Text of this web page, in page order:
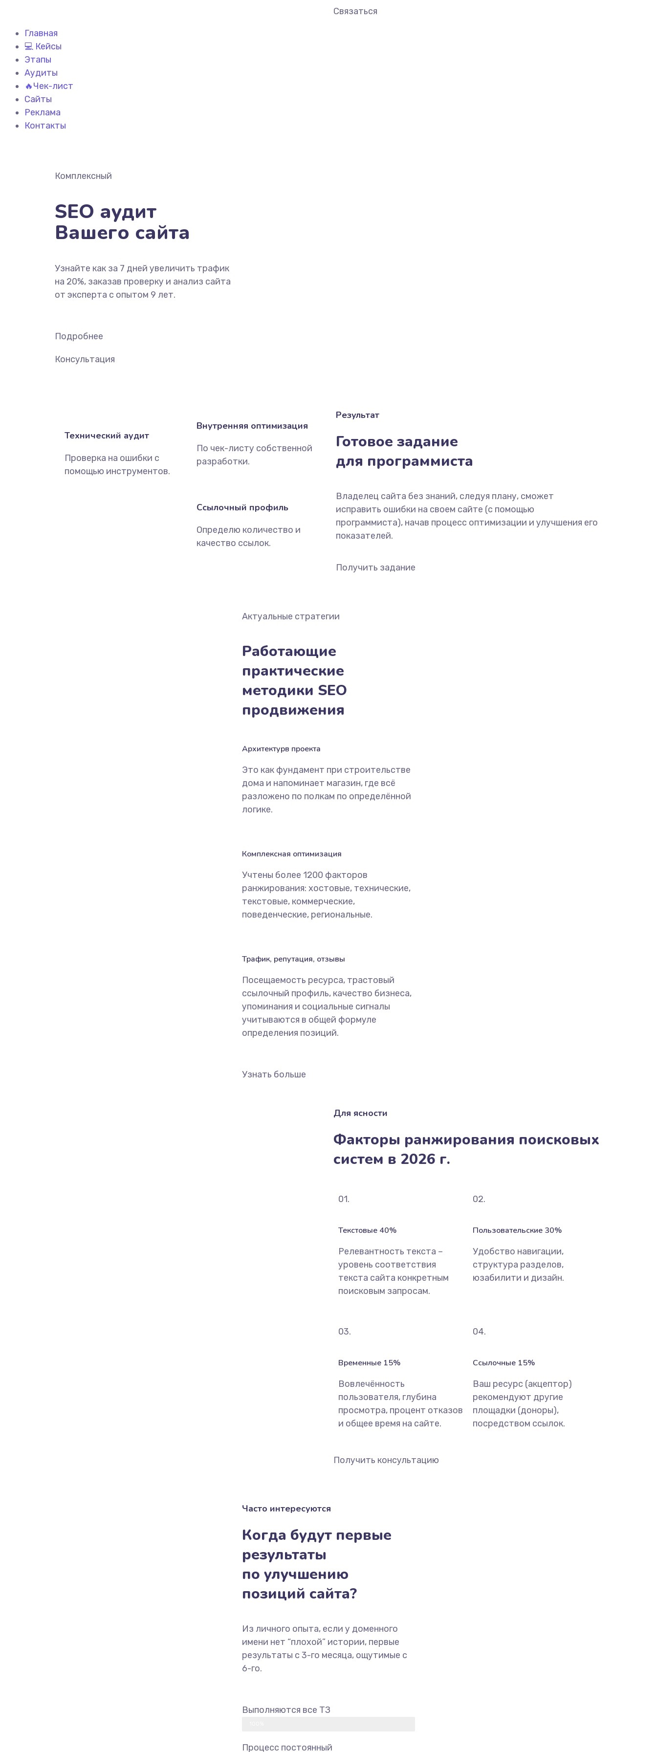
Главная
💻 Кейсы
Этапы
Аудиты
🔥Чек-лист
Сайты
Реклама
Контакты
Связаться
Комплексный
SEO аудит
Вашего сайта
Узнайте как за 7 дней увеличить трафик
на 20%, заказав проверку и анализ сайта
от эксперта с опытом 9 лет.
Подробнее
Консультация
Технический аудит
Проверка на ошибки с
помощью инструментов.
Внутренняя оптимизация
По чек-листу собственной
разработки.
Ссылочный профиль
Определю количество и
качество ссылок.
Результат
Готовое задание
для программиста
Владелец сайта без знаний, следуя плану, сможет
исправить ошибки на своем сайте (с помощью
программиста), начав процесс оптимизации и улучшения его
показателей.
Получить задание
Актуальные стратегии
Работающие
практические
методики SEO
продвижения
Архитектурв проекта
Это как фундамент при строительстве
дома и напоминает магазин, где всё
разложено по полкам по определённой
логике.
Комплексная оптимизация
Учтены более 1200 факторов
ранжирования: хостовые, технические,
текстовые, коммерческие,
поведенческие, региональные.
Трафик, репутация, отзывы
Посещаемость ресурса, трастовый
ссылочный профиль, качество бизнеса,
упоминания и социальные сигналы
учитываются в общей формуле
определения позиций.
Узнать больше
Для ясности
Факторы ранжирования поисковых
систем в 2026 г.
01.
Текстовые 40%
Релевантность текста –
уровень соответствия
текста сайта конкретным
поисковым запросам.
02.
Пользовательские 30%
Удобство навигации,
структура разделов,
юзабилити и дизайн.
03.
Временные 15%
Вовлечённость
пользователя, глубина
просмотра, процент отказов
и общее время на сайте.
04.
Ссылочные 15%
Ваш ресурс (акцептор)
рекомендуют другие
площадки (доноры),
посредством ссылок.
Получить консультацию
Часто интересуются
Когда будут первые
результаты
по улучшению
позиций сайта?
Из личного опыта, если у доменного
имени нет “плохой” истории, первые
результаты с 3-го месяца, ощутимые с
6-го.
Выполняются все ТЗ
Процесс постоянный